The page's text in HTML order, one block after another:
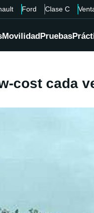
Ford Clase C
MovilidadPruebas
cost cada